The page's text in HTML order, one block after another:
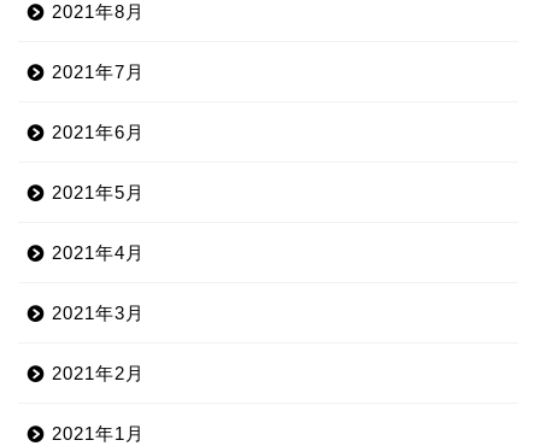
2021年8月
2021年7月
2021年6月
2021年5月
2021年4月
2021年3月
2021年2月
2021年1月